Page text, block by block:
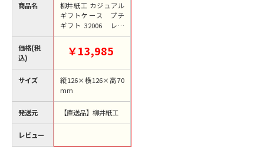
商品名
価格(税
込)
サイズ
発送元
レビュー
柳井紙工 カジュアル
ギフトケース プチ
ギフト 32006 レッ
ド 100組/束（ご注文
単位1束）【直送品】
￥13,985
縦126×横126×高70
mm
【直送品】柳井紙工